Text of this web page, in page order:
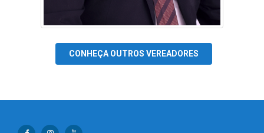
CONHEÇA OUTROS VEREADORES